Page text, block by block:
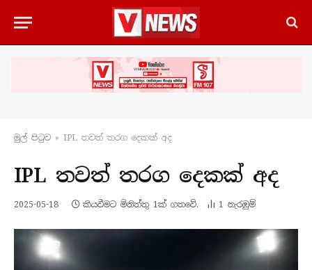
මුල් පිටු​ව » IPL තවත් තරග දෙකක් අද
IPL තවත් තරග දෙකක් අද
2025-05-18 කියවීමට මිනිත්තු 1ක් ගතවේ. 1 නැරඹු​ම්